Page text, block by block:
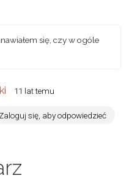
się, czy w ogóle
11 lat temu
Zaloguj się, aby odpowiedzieć